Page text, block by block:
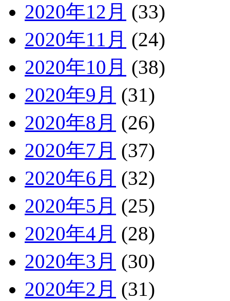
2020年12月 (33)
2020年11月 (24)
2020年10月 (38)
2020年9月 (31)
2020年8月 (26)
2020年7月 (37)
2020年6月 (32)
2020年5月 (25)
2020年4月 (28)
2020年3月 (30)
2020年2月 (31)